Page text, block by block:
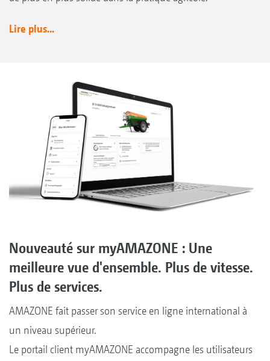
Lire plus...
Nouveauté sur myAMAZONE : Une
meilleure vue d'ensemble. Plus de vitesse.
Plus de services.
AMAZONE fait passer son service en ligne international à
un niveau supérieur.
Le portail client myAMAZONE accompagne les utilisateurs